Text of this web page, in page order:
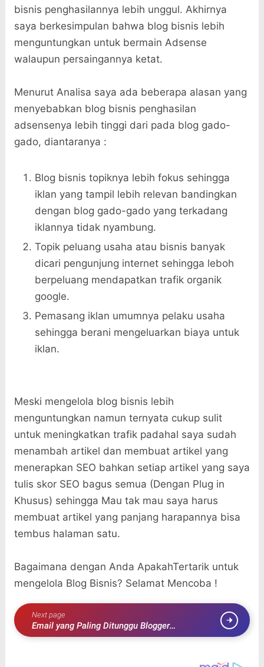
bisnis penghasilannya lebih unggul. Akhirnya
saya berkesimpulan bahwa blog bisnis lebih
menguntungkan untuk bermain Adsense
walaupun persaingannya ketat.
Menurut Analisa saya ada beberapa alasan yang
menyebabkan blog bisnis penghasilan
adsensenya lebih tinggi dari pada blog gado-
gado, diantaranya :
Blog bisnis topiknya lebih fokus sehingga
iklan yang tampil lebih relevan bandingkan
dengan blog gado-gado yang terkadang
iklannya tidak nyambung.
Topik peluang usaha atau bisnis banyak
dicari pengunjung internet sehingga leboh
berpeluang mendapatkan trafik organik
google.
Pemasang iklan umumnya pelaku usaha
sehingga berani mengeluarkan biaya untuk
iklan.
Meski mengelola blog bisnis lebih
menguntungkan namun ternyata cukup sulit
untuk meningkatkan trafik padahal saya sudah
menambah artikel dan membuat artikel yang
menerapkan SEO bahkan setiap artikel yang saya
tulis skor SEO bagus semua (Dengan Plug in
Khusus) sehingga Mau tak mau saya harus
membuat artikel yang panjang harapannya bisa
tembus halaman satu.
Bagaimana dengan Anda ApakahTertarik untuk
mengelola Blog Bisnis? Selamat Mencoba !
Next page
Email yang Paling Ditunggu Blogger
Kedatangannya